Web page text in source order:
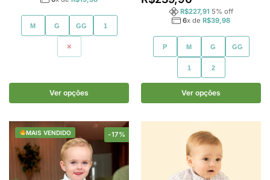
M G GG 1
2
Ver opções
R$227,91 5% off
6x de R$39,98
P M G GG
1 2
Ver opções
-17%
MAIS VENDIDO